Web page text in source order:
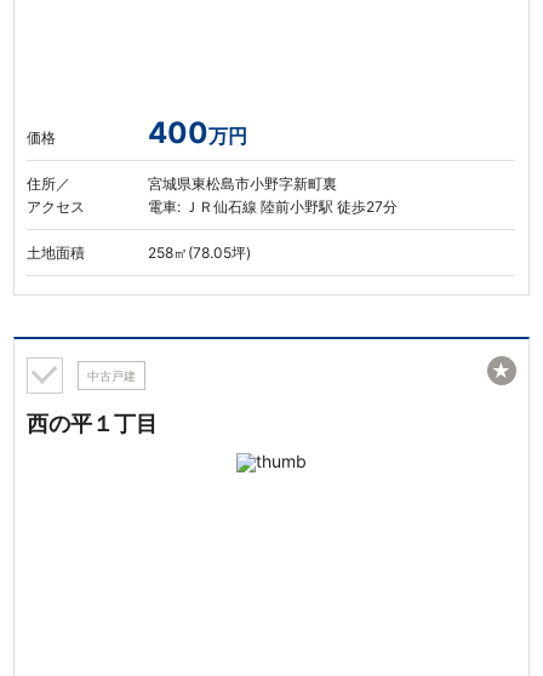
価格 400万円
住所／
アクセス
宮城県東松島市小野字新町裏
電車: ＪＲ仙石線 陸前小野駅 徒歩27分
土地面積 258㎡(78.05坪)
中古戸建
西の平１丁目
★